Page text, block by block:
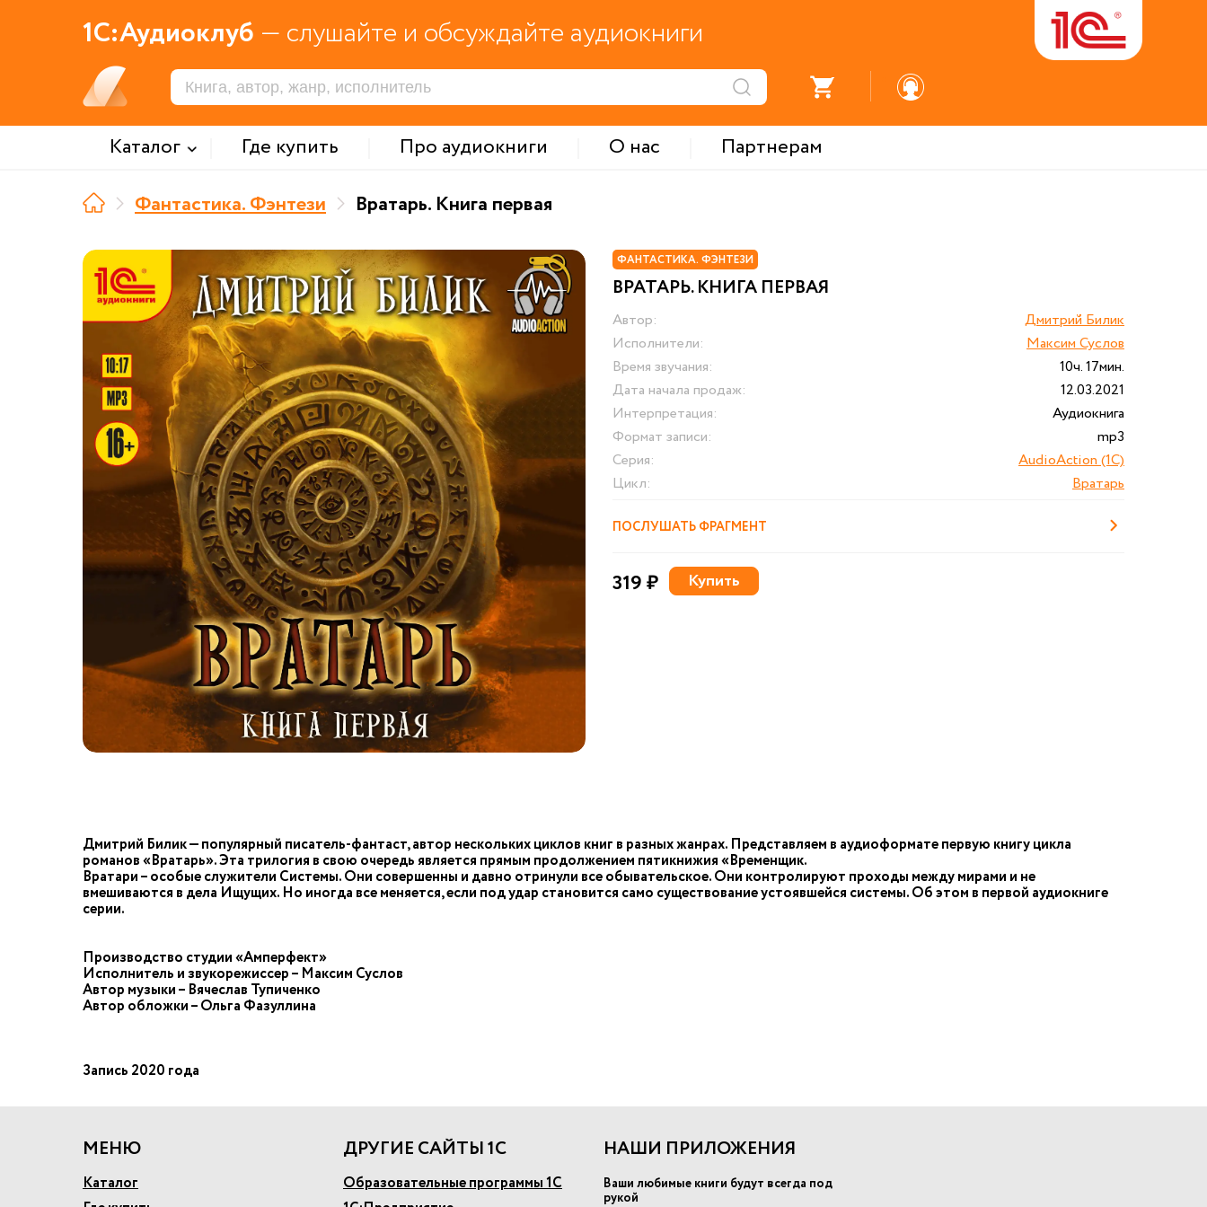
1С:Аудиоклуб — слушайте и обсуждайте аудиокниги
Каталог Где купить Про аудиокниги О нас
Партнерам
Фантастика. Фэнтези
Вратарь. Книга первая
ФАНТАСТИКА. ФЭНТЕЗИ
ВРАТАРЬ. КНИГА ПЕРВАЯ
Автор:
Дмитрий Билик
Исполнители:
Максим Суслов
Время звучания:
10ч. 17мин.
Дата начала продаж:
12.03.2021
Интерпретация:
Аудиокнига
Формат записи:
mp3
Серия:
AudioAction (1C)
Цикл:
Вратарь
ПОСЛУШАТЬ ФРАГМЕНТ
319 ₽ Купить
Дмитрий Билик — популярный писатель-фантаст, автор нескольких циклов книг в разных жанрах. Представляем в аудиоформате первую книгу цикла
романов «Вратарь». Эта трилогия в свою очередь является прямым продолжением пятикнижия «Временщик.
Вратари – особые служители Системы. Они совершенны и давно отринули все обывательское. Они контролируют проходы между мирами и не
вмешиваются в дела Ищущих. Но иногда все меняется, если под удар становится само существование устоявшейся системы. Об этом в первой аудиокниге
серии.
Производство студии «Амперфект»
Исполнитель и звукорежиссер – Максим Суслов
Автор музыки – Вячеслав Тупиченко
Автор обложки – Ольга Фазуллина
Запись 2020 года
МЕНЮ
Каталог
ДРУГИЕ САЙТЫ 1С
Образовательные программы 1С
НАШИ ПРИЛОЖЕНИЯ
Ваши любимые книги будут всегда под
рукой